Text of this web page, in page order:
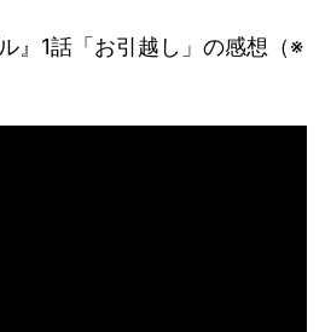
』1話「お引越し」の感想（※